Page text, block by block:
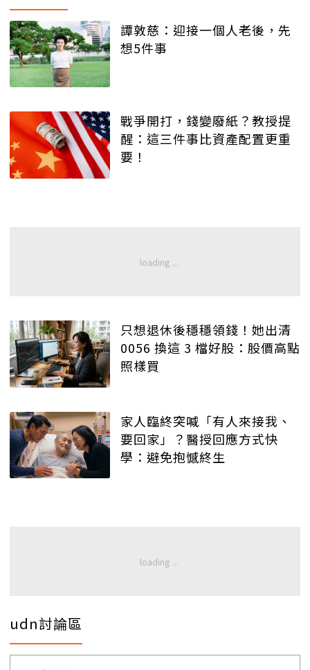
譚敦慈：迎接一個人老後，先
想5件事
戰爭開打，錢變廢紙？教授提
醒：這三件事比資產配置更重
要！
只想退休後穩穩領錢！她出清
0056 換這 3 檔好股：股價高點
照樣買
家人臨終突喊「有人來接我、
要回家」？醫授回應方式快
學：避免抱憾終生
udn討論區